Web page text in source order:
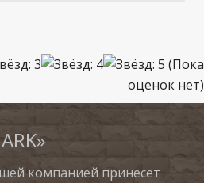
(Пока
оценок нет)
компанией принесет